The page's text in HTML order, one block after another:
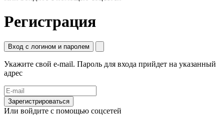
Регистрация
Вход с логином и паролем
Укажите свой e-mail. Пароль для входа прийдет на указанный
адрес
Зарегистрироваться
Или войдите с помощью соцсетей